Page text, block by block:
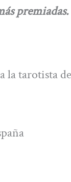
premiadas.
la tarotista